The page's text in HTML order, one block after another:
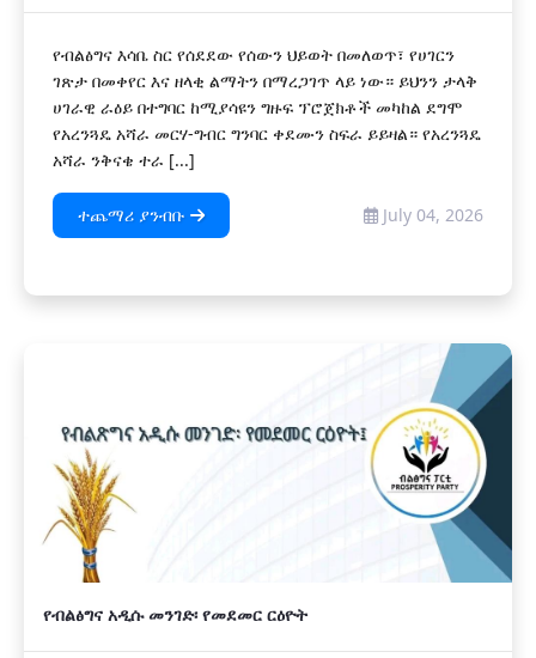
የብልፅግና እሳቤ ስር የሰደደው የሰውን ህይወት በመለወጥ፣ የሀገርን
ገጽታ በመቀየር እና ዘላቂ ልማትን በማረጋገጥ ላይ ነው። ይህንን ታላቅ
ሀገራዊ ራዕይ በተግባር ከሚያሳዩን ግዙፍ ፕሮጀክቶች መካከል ደግሞ
የአረንጓዴ አሻራ መርሃ-ግብር ግንባር ቀደሙን ስፍራ ይይዛል። የአረንጓዴ
አሻራ ንቅናቄ ተራ [...]
ተጨማሪ ያንብቡ July 04, 2026
የብልፅግና አዲሱ መንገድ፡ የመደመር ርዕዮት